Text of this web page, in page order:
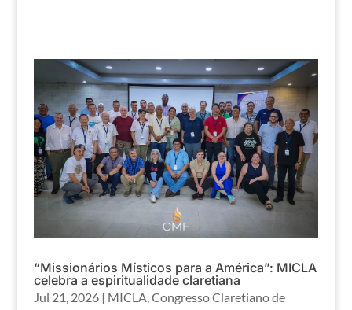
“Missionários Místicos para a América”: MICLA
celebra a espiritualidade claretiana
Jul 21, 2026| MICLA,Congresso Claretiano de